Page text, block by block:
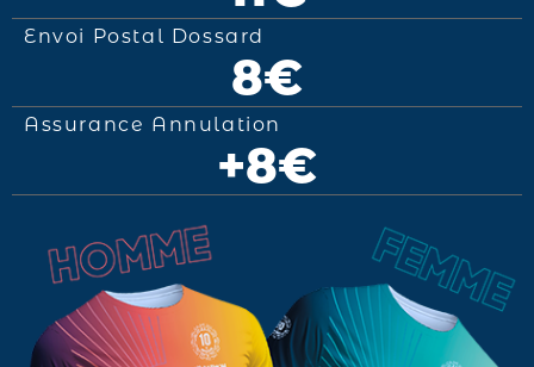
Envoi Postal Dossard
8€
Assurance Annulation
+8€